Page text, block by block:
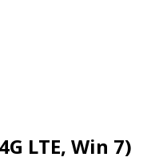
LTE, Win 7)